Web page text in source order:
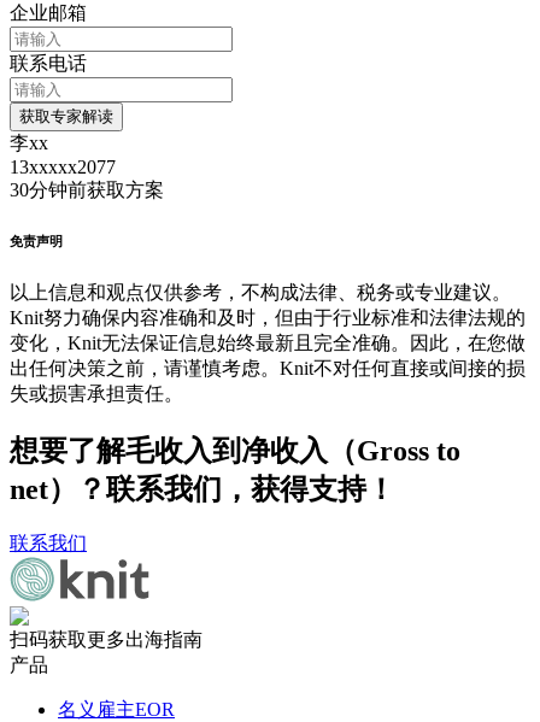
企业邮箱
联系电话
获取专家解读
李xx
13xxxxx2077
30分钟前获取方案
免责声明
以上信息和观点仅供参考，不构成法律、税务或专业建议。
Knit努力确保内容准确和及时，但由于行业标准和法律法规的
变化，Knit无法保证信息始终最新且完全准确。因此，在您做
出任何决策之前，请谨慎考虑。Knit不对任何直接或间接的损
失或损害承担责任。
想要了解毛收入到净收入（Gross to
net）？联系我们，获得支持！
联系我们
扫码获取更多出海指南
产品
名义雇主EOR